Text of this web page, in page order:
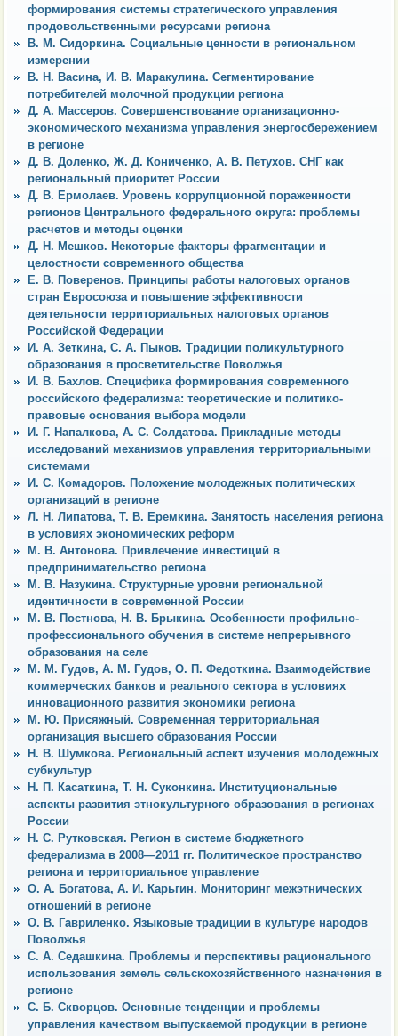
формирования системы стратегического управления
продовольственными ресурсами региона
В. М. Сидоркина. Социальные ценности в региональном
измерении
В. Н. Васина, И. В. Маракулина. Сегментирование
потребителей молочной продукции региона
Д. А. Массеров. Совершенствование организационно-
экономического механизма управления энергосбережением
в регионе
Д. В. Доленко, Ж. Д. Кониченко, А. В. Петухов. СНГ как
региональный приоритет России
Д. В. Ермолаев. Уровень коррупционной пораженности
регионов Центрального федерального округа: проблемы
расчетов и методы оценки
Д. Н. Мешков. Некоторые факторы фрагментации и
целостности современного общества
Е. В. Поверенов. Принципы работы налоговых органов
стран Евросоюза и повышение эффективности
деятельности территориальных налоговых органов
Российской Федерации
И. А. Зеткина, С. А. Пыков. Традиции поликультурного
образования в просветительстве Поволжья
И. В. Бахлов. Специфика формирования современного
российского федерализма: теоретические и политико-
правовые основания выбора модели
И. Г. Напалкова, А. С. Солдатова. Прикладные методы
исследований механизмов управления территориальными
системами
И. С. Комадоров. Положение молодежных политических
организаций в регионе
Л. Н. Липатова, Т. В. Еремкина. Занятость населения региона
в условиях экономических реформ
М. В. Антонова. Привлечение инвестиций в
предпринимательство региона
М. В. Назукина. Структурные уровни региональной
идентичности в современной России
М. В. Постнова, Н. В. Брыкина. Особенности профильно-
профессионального обучения в системе непрерывного
образования на селе
М. М. Гудов, А. М. Гудов, О. П. Федоткина. Взаимодействие
коммерческих банков и реального сектора в условиях
инновационного развития экономики региона
М. Ю. Присяжный. Современная территориальная
организация высшего образования России
Н. В. Шумкова. Региональный аспект изучения молодежных
субкультур
Н. П. Касаткина, Т. Н. Суконкина. Институциональные
аспекты развития этнокультурного образования в регионах
России
Н. С. Рутковская. Регион в системе бюджетного
федерализма в 2008—2011 гг. Политическое пространство
региона и территориальное управление
О. А. Богатова, А. И. Карьгин. Мониторинг межэтнических
отношений в регионе
О. В. Гавриленко. Языковые традиции в культуре народов
Поволжья
С. А. Седашкина. Проблемы и перспективы рационального
использования земель сельскохозяйственного назначения в
регионе
С. Б. Скворцов. Основные тенденции и проблемы
управления качеством выпускаемой продукции в регионе